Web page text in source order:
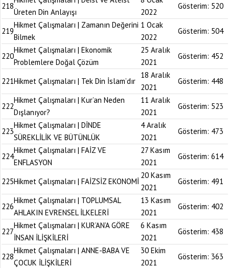
218
Üreten Din Anlayışı
2022
Gösterim: 520
219
Hikmet Çalışmaları | Zamanın Değerini
Bilmek
1 Ocak
2022
Gösterim: 504
220
Hikmet Çalışmaları | Ekonomik
Problemlere Doğal Çözüm
25 Aralık
2021
Gösterim: 452
221Hikmet Çalışmaları | Tek Din İslam’dır
18 Aralık
2021
Gösterim: 448
222
Hikmet Çalışmaları | Kur’an Neden
Dışlanıyor?
11 Aralık
2021
Gösterim: 523
223
Hikmet Çalışmaları | DİNDE
SÜREKLİLİK VE BÜTÜNLÜK
4 Aralık
2021
Gösterim: 473
224
Hikmet Çalışmaları | FAİZ VE
ENFLASYON
27 Kasım
2021
Gösterim: 614
225Hikmet Çalışmaları | FAİZSİZ EKONOMİ
20 Kasım
2021
Gösterim: 491
226
Hikmet Çalışmaları | TOPLUMSAL
AHLAKIN EVRENSEL İLKELERİ
13 Kasım
2021
Gösterim: 402
227
Hikmet Çalışmaları | KUR’AN’A GÖRE
İNSAN İLİŞKİLERİ
6 Kasım
2021
Gösterim: 438
228
Hikmet Çalışmaları | ANNE-BABA VE
ÇOCUK İLİŞKİLERİ
30 Ekim
2021
Gösterim: 363